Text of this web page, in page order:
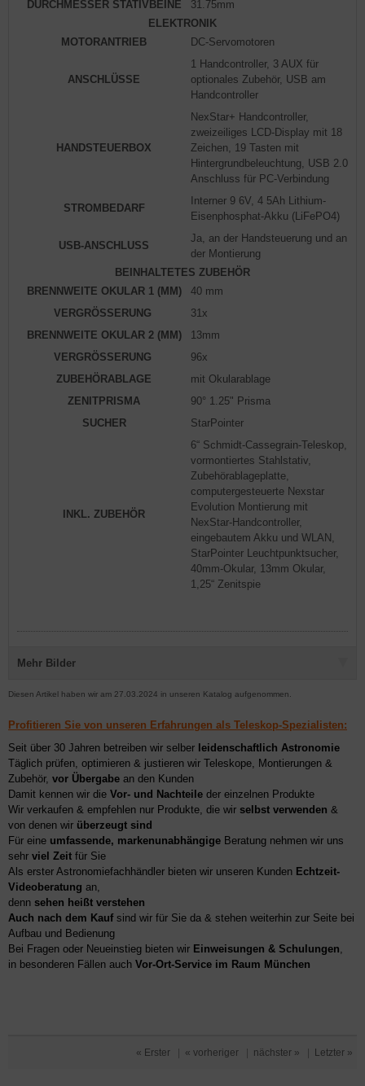
DURCHMESSER STATIVBEINE
31.75mm
ELEKTRONIK
MOTORANTRIEB
DC-Servomotoren
ANSCHLÜSSE
1 Handcontroller, 3 AUX für
optionales Zubehör, USB am
Handcontroller
HANDSTEUERBOX
NexStar+ Handcontroller,
zweizeiliges LCD-Display mit 18
Zeichen, 19 Tasten mit
Hintergrundbeleuchtung, USB 2.0
Anschluss für PC-Verbindung
STROMBEDARF
Interner 9 6V, 4 5Ah Lithium-
Eisenphosphat-Akku (LiFePO4)
USB-ANSCHLUSS
Ja, an der Handsteuerung und an
der Montierung
BEINHALTETES ZUBEHÖR
BRENNWEITE OKULAR 1 (MM)
40 mm
VERGRÖSSERUNG
31x
BRENNWEITE OKULAR 2 (MM)
13mm
VERGRÖSSERUNG
96x
ZUBEHÖRABLAGE
mit Okularablage
ZENITPRISMA
90° 1.25" Prisma
SUCHER
StarPointer
INKL. ZUBEHÖR
6“ Schmidt-Cassegrain-Teleskop,
vormontiertes Stahlstativ,
Zubehörablageplatte,
computergesteuerte Nexstar
Evolution Montierung mit
NexStar-Handcontroller,
eingebautem Akku und WLAN,
StarPointer Leuchtpunktsucher,
40mm-Okular, 13mm Okular,
1,25“ Zenitspie
Mehr Bilder
Diesen Artikel haben wir am 27.03.2024 in unseren Katalog aufgenommen.
Profitieren Sie von unseren Erfahrungen als Teleskop-Spezialisten:
Seit über 30 Jahren betreiben wir selber leidenschaftlich Astronomie
Täglich prüfen, optimieren & justieren wir Teleskope, Montierungen &
Zubehör, vor Übergabe an den Kunden
Damit kennen wir die Vor- und Nachteile der einzelnen Produkte
Wir verkaufen & empfehlen nur Produkte, die wir selbst verwenden &
von denen wir überzeugt sind
Für eine umfassende, markenunabhängige Beratung nehmen wir uns
sehr viel Zeit für Sie
Als erster Astronomiefachhändler bieten wir unseren Kunden Echtzeit-
Videoberatung an,
denn sehen heißt verstehen
Auch nach dem Kaufsind wir für Sie da & stehen weiterhin zur Seite bei
Aufbau und Bedienung
Bei Fragen oder Neueinstieg bieten wir Einweisungen & Schulungen
in besonderen Fällen auch Vor-Ort-Service im Raum München
« Erster | « vorheriger | nächster » | Letzter »